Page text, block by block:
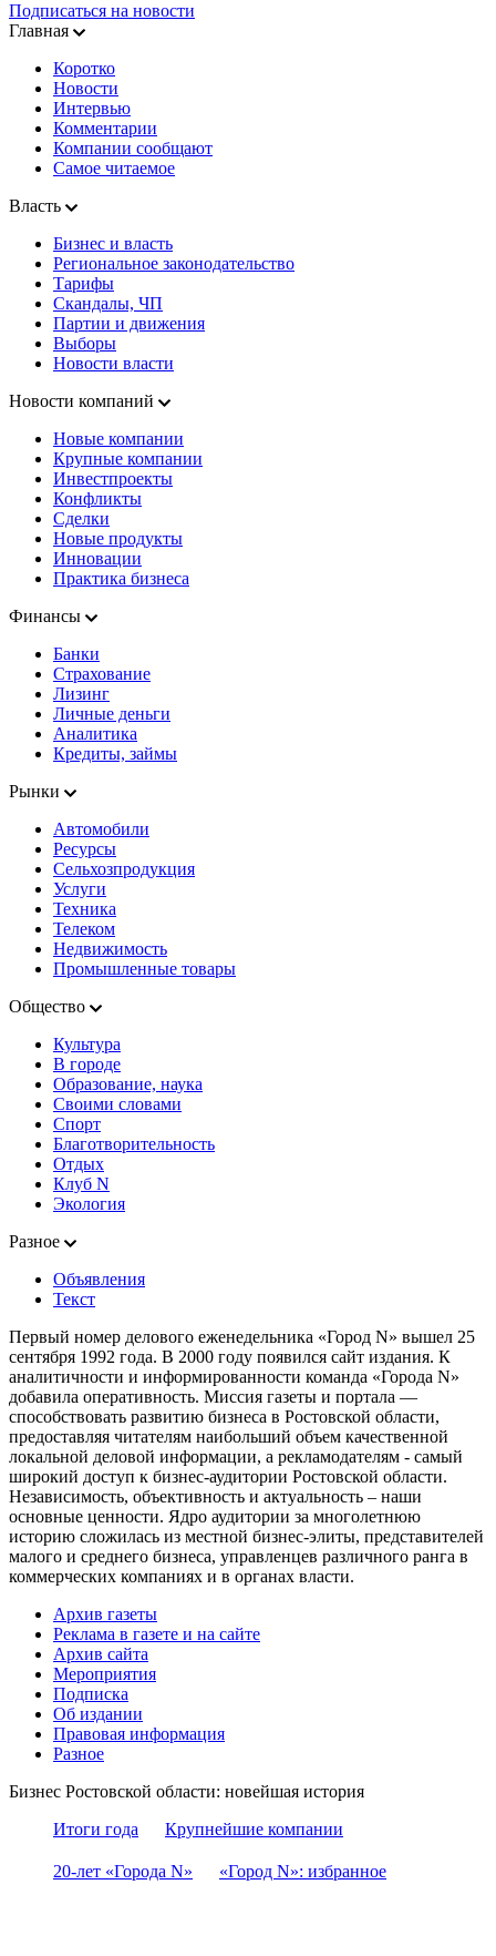
Подписаться на новости
Главная
Коротко
Новости
Интервью
Комментарии
Компании сообщают
Самое читаемое
Власть
Бизнес и власть
Региональное законодательство
Тарифы
Скандалы, ЧП
Партии и движения
Выборы
Новости власти
Новости компаний
Новые компании
Крупные компании
Инвестпроекты
Конфликты
Сделки
Новые продукты
Инновации
Практика бизнеса
Финансы
Банки
Страхование
Лизинг
Личные деньги
Аналитика
Кредиты, займы
Рынки
Автомобили
Ресурсы
Сельхозпродукция
Услуги
Техника
Телеком
Недвижимость
Промышленные товары
Общество
Культура
В городе
Образование, наука
Своими словами
Спорт
Благотворительность
Отдых
Клуб N
Экология
Разное
Объявления
Текст
Первый номер делового еженедельника «Город N» вышел 25
сентября 1992 года. В 2000 году появился сайт издания. К
аналитичности и информированности команда «Города N»
добавила оперативность. Миссия газеты и портала —
способствовать развитию бизнеса в Ростовской области,
предоставляя читателям наибольший объем качественной
локальной деловой информации, а рекламодателям - самый
широкий доступ к бизнес-аудитории Ростовской области.
Независимость, объективность и актуальность – наши
основные ценности. Ядро аудитории за многолетнюю
историю сложилась из местной бизнес-элиты, представителей
малого и среднего бизнеса, управленцев различного ранга в
коммерческих компаниях и в органах власти.
Архив газеты
Реклама в газете и на сайте
Архив сайта
Мероприятия
Подписка
Об издании
Правовая информация
Разное
Бизнес Ростовской области: новейшая история
Итоги года
Крупнейшие компании
20-лет «Города N» «Город N»: избранное